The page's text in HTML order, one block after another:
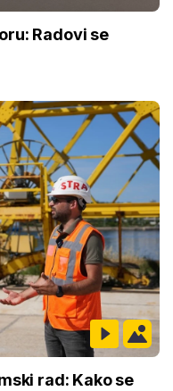
Radovi se
rad: Kako se